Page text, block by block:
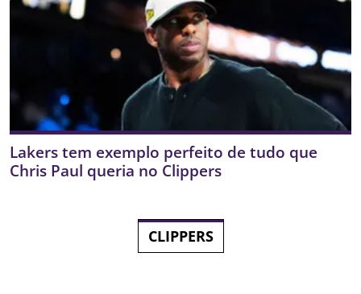
Lakers tem exemplo perfeito de tudo que
Chris Paul queria no Clippers
CLIPPERS